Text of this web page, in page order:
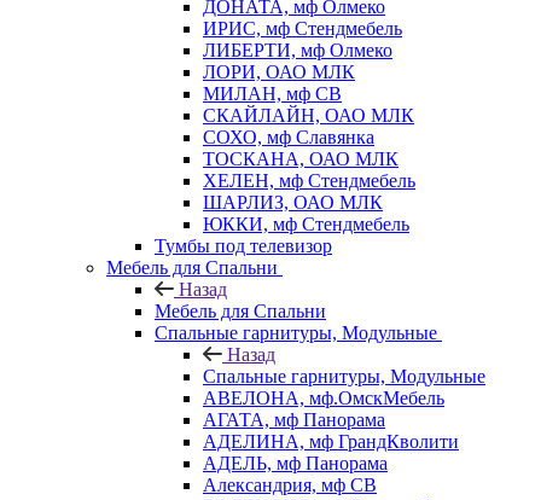
ДОНАТА, мф Олмеко
ИРИС, мф Стендмебель
ЛИБЕРТИ, мф Олмеко
ЛОРИ, ОАО МЛК
МИЛАН, мф СВ
СКАЙЛАЙН, ОАО МЛК
СОХО, мф Славянка
ТОСКАНА, ОАО МЛК
ХЕЛЕН, мф Стендмебель
ШАРЛИЗ, ОАО МЛК
ЮККИ, мф Стендмебель
Тумбы под телевизор
Мебель для Спальни
Назад
Мебель для Спальни
Спальные гарнитуры, Модульные
Назад
Спальные гарнитуры, Модульные
АВЕЛОНА, мф.ОмскМебель
АГАТА, мф Панорама
АДЕЛИНА, мф ГрандКволити
АДЕЛЬ, мф Панорама
Александрия, мф СВ